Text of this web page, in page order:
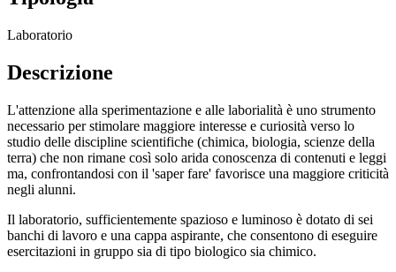
Laboratorio
Descrizione
L'attenzione alla sperimentazione e alle laborialità è uno strumento
necessario per stimolare maggiore interesse e curiosità verso lo
studio delle discipline scientifiche (chimica, biologia, scienze della
terra) che non rimane così solo arida conoscenza di contenuti e leggi
ma, confrontandosi con il 'saper fare' favorisce una maggiore criticità
negli alunni.
Il laboratorio, sufficientemente spazioso e luminoso è dotato di sei
banchi di lavoro e una cappa aspirante, che consentono di eseguire
esercitazioni in gruppo sia di tipo biologico sia chimico.